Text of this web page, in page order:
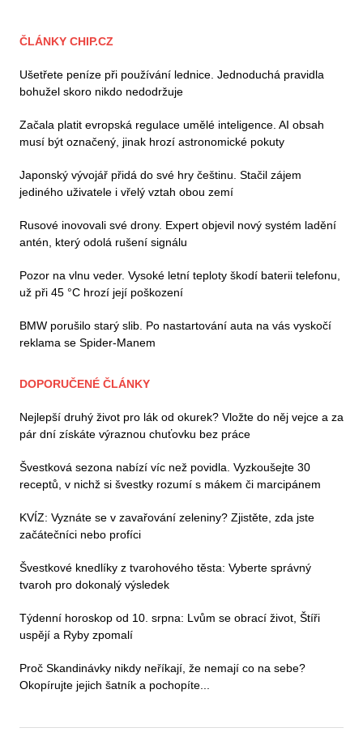
ČLÁNKY CHIP.CZ
Ušetřete peníze při používání lednice. Jednoduchá pravidla
bohužel skoro nikdo nedodržuje
Začala platit evropská regulace umělé inteligence. AI obsah
musí být označený, jinak hrozí astronomické pokuty
Japonský vývojář přidá do své hry češtinu. Stačil zájem
jediného uživatele i vřelý vztah obou zemí
Rusové inovovali své drony. Expert objevil nový systém ladění
antén, který odolá rušení signálu
Pozor na vlnu veder. Vysoké letní teploty škodí baterii telefonu,
už při 45 °C hrozí její poškození
BMW porušilo starý slib. Po nastartování auta na vás vyskočí
reklama se Spider-Manem
DOPORUČENÉ ČLÁNKY
Nejlepší druhý život pro lák od okurek? Vložte do něj vejce a za
pár dní získáte výraznou chuťovku bez práce
Švestková sezona nabízí víc než povidla. Vyzkoušejte 30
receptů, v nichž si švestky rozumí s mákem či marcipánem
KVÍZ: Vyznáte se v zavařování zeleniny? Zjistěte, zda jste
začátečníci nebo profíci
Švestkové knedlíky z tvarohového těsta: Vyberte správný
tvaroh pro dokonalý výsledek
Týdenní horoskop od 10. srpna: Lvům se obrací život, Štíři
uspějí a Ryby zpomalí
Proč Skandinávky nikdy neříkají, že nemají co na sebe?
Okopírujte jejich šatník a pochopíte...